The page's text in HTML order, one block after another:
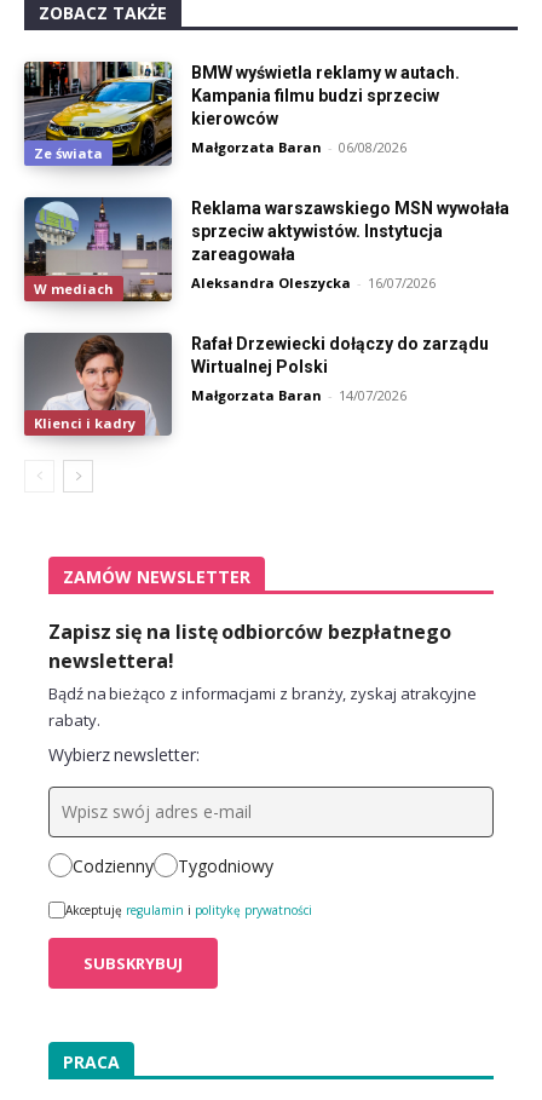
ZOBACZ TAKŻE
Ze świata
BMW wyświetla reklamy w autach.
Kampania filmu budzi sprzeciw
kierowców
Małgorzata Baran - 06/08/2026
W mediach
Reklama warszawskiego MSN wywołała
sprzeciw aktywistów. Instytucja
zareagowała
Aleksandra Oleszycka - 16/07/2026
Klienci i kadry
Rafał Drzewiecki dołączy do zarządu
Wirtualnej Polski
Małgorzata Baran - 14/07/2026
ZAMÓW NEWSLETTER
Zapisz się na listę odbiorców bezpłatnego
newslettera!
Bądź na bieżąco z informacjami z branży, zyskaj atrakcyjne
rabaty.
Wybierz newsletter:
Codzienny Tygodniowy
Akceptuję regulamin i politykę prywatności
PRACA